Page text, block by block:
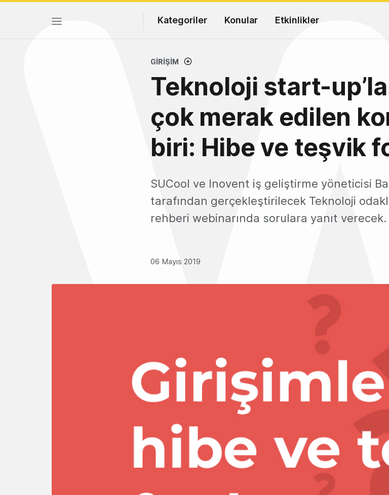
Kategoriler Konular Etkinlikler
GIRIŞIM
Teknoloji start-
çok merak edilen
biri: Hibe ve teşvik
SUCool ve Inovent iş geliştirme yöneticisi
tarafından gerçekleştirilecek Teknoloji
rehberi webinarında sorulara yanıt verecek.
06 Mayıs 2019